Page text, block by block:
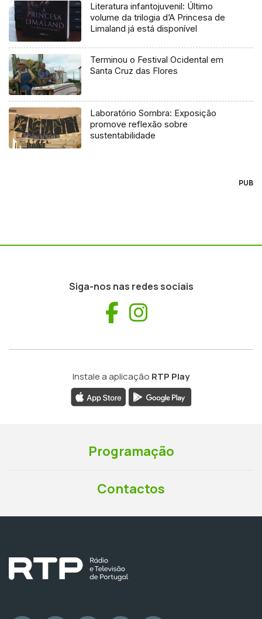
Literatura infantojuvenil: Último
volume da trilogia d’A Princesa de
Limaland já está disponível
Terminou o Festival Ocidental em
Santa Cruz das Flores
Laboratório Sombra: Exposição
promove reflexão sobre
sustentabilidade
PUB
Siga-nos nas redes sociais
Facebook
Instale a aplicação RTP Play
Programação
Contactos